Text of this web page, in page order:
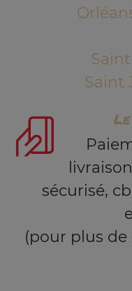
Saint
sécurisé,
(pour plus de